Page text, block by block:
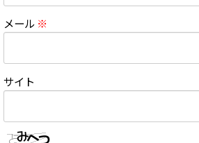
メール ※
サイト